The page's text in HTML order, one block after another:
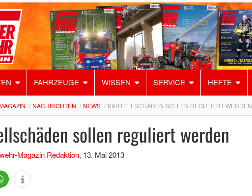
FAHRZEUGE WISSEN SERVICE HEFTE
NACHRICHTEN NEWS KARTELLSCHÄDEN SOLLEN REGULIERT WERDEN
sollen reguliert werden
Magazin Redaktion, 13. Mai 2013